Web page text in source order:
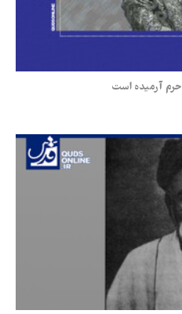
آرمیده است